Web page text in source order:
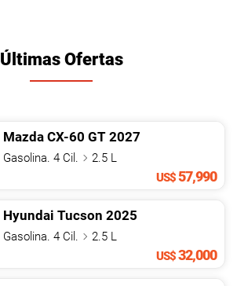
Últimas Ofertas
Mazda CX-60 GT 2027
Gasolina. 4 Cil.
2.5 L
US$57,990
Hyundai Tucson 2025
Gasolina. 4 Cil.
2.5 L
US$32,000